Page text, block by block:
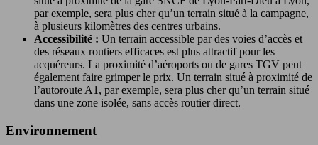
par exemple, sera plus cher qu’un terrain situé à la campagne,
à plusieurs kilomètres des centres urbains.
Accessibilité : Un terrain accessible par des voies d’accès et
des réseaux routiers efficaces est plus attractif pour les
acquéreurs. La proximité d’aéroports ou de gares TGV peut
également faire grimper le prix. Un terrain situé à proximité de
l’autoroute A1, par exemple, sera plus cher qu’un terrain situé
dans une zone isolée, sans accès routier direct.
Environnement